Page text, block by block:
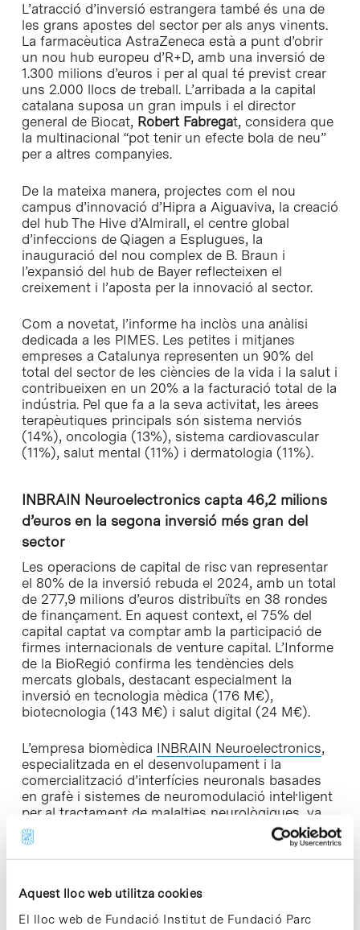
Aquest lloc web utilitza cookies
El lloc web de Fundació Institut de Fundació Parc
L’atracció d’inversió estrangera també és una de
les grans apostes del sector per als anys vinents.
La farmacèutica AstraZeneca està a punt d’obrir
un nou hub europeu d’R+D, amb una inversió de
1.300 milions d’euros i per al qual té previst crear
uns 2.000 llocs de treball. L’arribada a la capital
catalana suposa un gran impuls i el director
general de Biocat, Robert Fabregat, considera que
la multinacional “pot tenir un efecte bola de neu”
per a altres companyies.
De la mateixa manera, projectes com el nou
campus d’innovació d’Hipra a Aiguaviva, la creació
del hub The Hive d’Almirall, el centre global
d’infeccions de Qiagen a Esplugues, la
inauguració del nou complex de B. Braun i
l’expansió del hub de Bayer reflecteixen el
creixement i l’aposta per la innovació al sector.
Com a novetat, l’informe ha inclòs una anàlisi
dedicada a les PIMES. Les petites i mitjanes
empreses a Catalunya representen un 90% del
total del sector de les ciències de la vida i la salut i
contribueixen en un 20% a la facturació total de la
indústria. Pel que fa a la seva activitat, les àrees
terapèutiques principals són sistema nerviós
(14%), oncologia (13%), sistema cardiovascular
(11%), salut mental (11%) i dermatologia (11%).
INBRAIN Neuroelectronics capta 46,2 milions
d’euros en la segona inversió més gran del
sector
Les operacions de capital de risc van representar
el 80% de la inversió rebuda el 2024, amb un total
de 277,9 milions d’euros distribuïts en 38 rondes
de finançament. En aquest context, el 75% del
capital captat va comptar amb la participació de
firmes internacionals de venture capital. L’Informe
de la BioRegió confirma les tendències dels
mercats globals, destacant especialment la
inversió en tecnologia mèdica (176 M€),
biotecnologia (143 M€) i salut digital (24 M€).
L’empresa biomèdica INBRAIN Neuroelectronics,
especialitzada en el desenvolupament i la
comercialització d’interfícies neuronals basades
en grafè i sistemes de neuromodulació intel·ligent
per al tractament de malalties neurològiques, va
tancar l’any passat una ronda de finançament de
46,2 milions d’euros. Aquesta operació es va
convertir en la segona més alta de la regió, només
la de Huera (40 M€).